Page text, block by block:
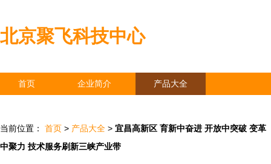
北京聚飞科技中心
首页 企业简介 产品大全
当前位置： 首页 > 产品大全 > 宜昌高新区 育新中奋进 开放中突破 变革
中聚力 技术服务刷新三峡产业带